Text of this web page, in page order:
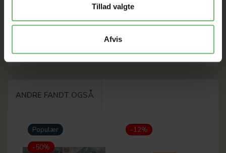
Tillad valgte
Afvis
Du sparer:8,28 DKK
ANDRE FANDT OGSÅ
Populær
-50%
-12%